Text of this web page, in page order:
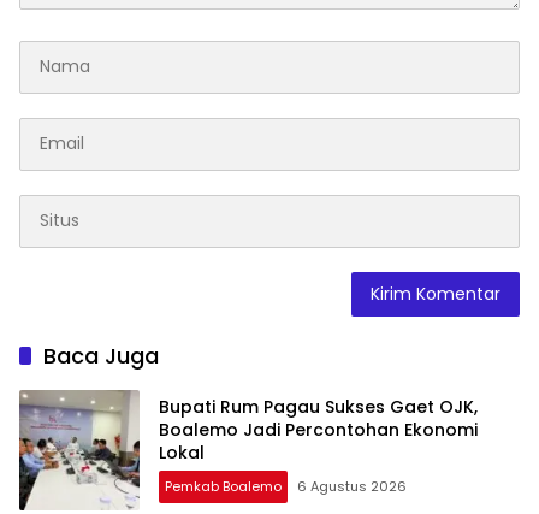
Baca Juga
Bupati Rum Pagau Sukses Gaet OJK,
Boalemo Jadi Percontohan Ekonomi
Lokal
Pemkab Boalemo 6 Agustus 2026